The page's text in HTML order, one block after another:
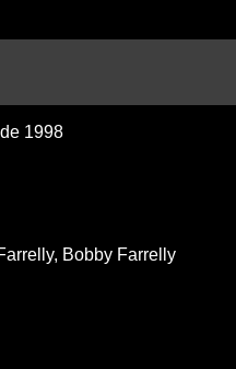
1998
, Bobby Farrelly